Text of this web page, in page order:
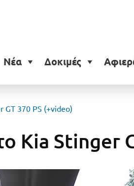
Νέα Δοκιμές
GT 370 PS (+video)
Kia Stinger